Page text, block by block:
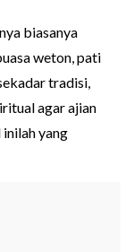
biasanya
weton, pati
tradisi,
agar ajian
yang